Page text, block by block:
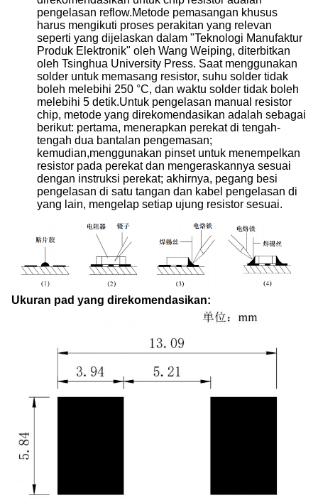
pengelasan reflow.Metode pemasangan khusus
harus mengikuti proses perakitan yang relevan
seperti yang dijelaskan dalam "Teknologi Manufaktur
Produk Elektronik" oleh Wang Weiping, diterbitkan
oleh Tsinghua University Press. Saat menggunakan
solder untuk memasang resistor, suhu solder tidak
boleh melebihi 250 °C, dan waktu solder tidak boleh
melebihi 5 detik.Untuk pengelasan manual resistor
chip, metode yang direkomendasikan adalah sebagai
berikut: pertama, menerapkan perekat di tengah-
tengah dua bantalan pengemasan;
kemudian,menggunakan pinset untuk menempelkan
resistor pada perekat dan mengeraskannya sesuai
dengan instruksi perekat; akhirnya, pegang besi
pengelasan di satu tangan dan kabel pengelasan di
yang lain, mengelap setiap ujung resistor sesuai.
Ukuran pad yang direkomendasikan: